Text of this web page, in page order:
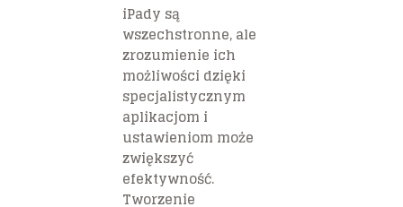
iPady są
wszechstronne, ale
zrozumienie ich
możliwości dzięki
specjalistycznym
aplikacjom i
ustawieniom może
zwiększyć
efektywność.
Tworzenie